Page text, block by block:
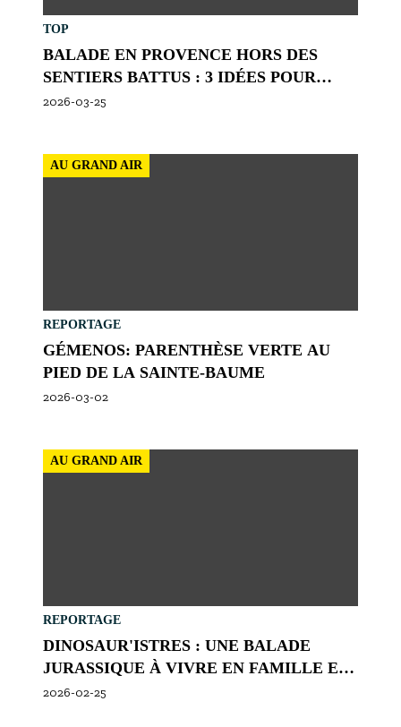
TOP
BALADE EN PROVENCE HORS DES
SENTIERS BATTUS : 3 IDÉES POUR
VOIR LA RÉGION AUTREMENT
2026-03-25
AU GRAND AIR
REPORTAGE
GÉMENOS: PARENTHÈSE VERTE AU
PIED DE LA SAINTE-BAUME
2026-03-02
AU GRAND AIR
REPORTAGE
DINOSAUR'ISTRES : UNE BALADE
JURASSIQUE À VIVRE EN FAMILLE EN
PROVENCE
2026-02-25